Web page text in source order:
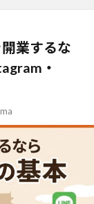
業するな
・